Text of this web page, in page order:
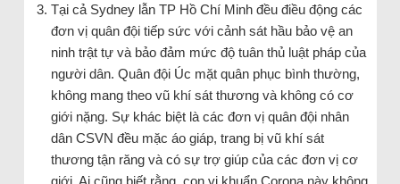
Tại cả Sydney lẫn TP Hồ Chí Minh đều điều động các
đơn vị quân đội tiếp sức với cảnh sát hầu bảo vệ an
ninh trật tự và bảo đảm mức độ tuân thủ luật pháp của
người dân. Quân đội Úc mặt quân phục bình thường,
không mang theo vũ khí sát thương và không có cơ
giới nặng. Sự khác biệt là các đơn vị quân đội nhân
dân CSVN đều mặc áo giáp, trang bị vũ khí sát
thương tận răng và có sự trợ giúp của các đơn vị cơ
giới. Ai cũng biết rằng, con vi khuẩn Corona này không